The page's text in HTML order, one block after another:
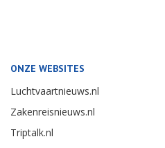
ONZE WEBSITES
Luchtvaartnieuws.nl
Zakenreisnieuws.nl
Triptalk.nl